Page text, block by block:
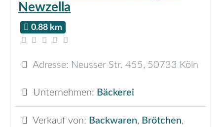
Newzella
0.88 km
Adresse: Neusser Str. 455, 50733 Köln
Unternehmen: Bäckerei
Verkauf von: Backwaren, Brötchen,